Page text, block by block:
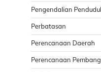
Pengendalian
Perbatasan
Perencanaan Daerah
Perencanaan